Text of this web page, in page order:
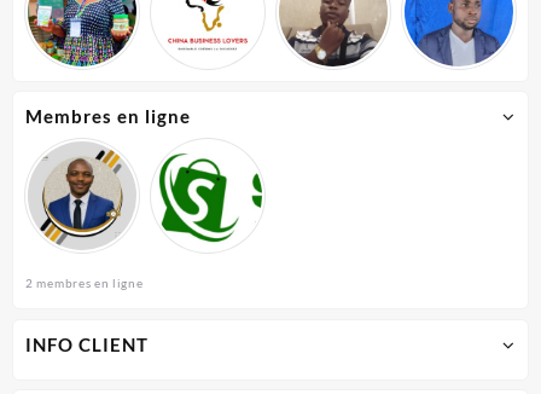
Membres en ligne
2 membres en ligne
INFO CLIENT